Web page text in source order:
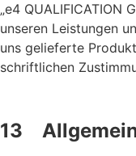
„e4 QUALIFICATION
unseren Leistungen
uns gelieferte
schriftlichen
13